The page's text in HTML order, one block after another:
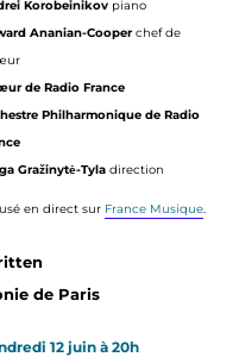
Korobeinikov piano
Ananian-Cooper chef de
de Radio France
Philharmonique de Radio
Gražinytė-Tyla direction
en direct sur France Musique.
de Paris
12 juin à 20h